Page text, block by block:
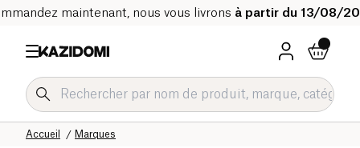
maintenant, nous vous livrons à partir du 13/08/
Marques
Accueil